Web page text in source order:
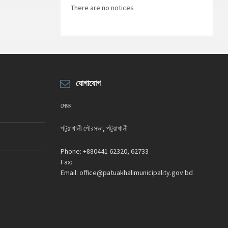
There are no notices
যোগাযোগ
মেয়র
পটুয়াখালী পৌরসভা, পটুয়াখালী
Phone:+880441 62320, 62733
Fax:
Email:office@patuakhalimunicipality.gov.bd